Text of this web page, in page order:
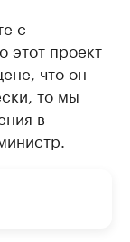
с
этот проект
что он
то мы
в